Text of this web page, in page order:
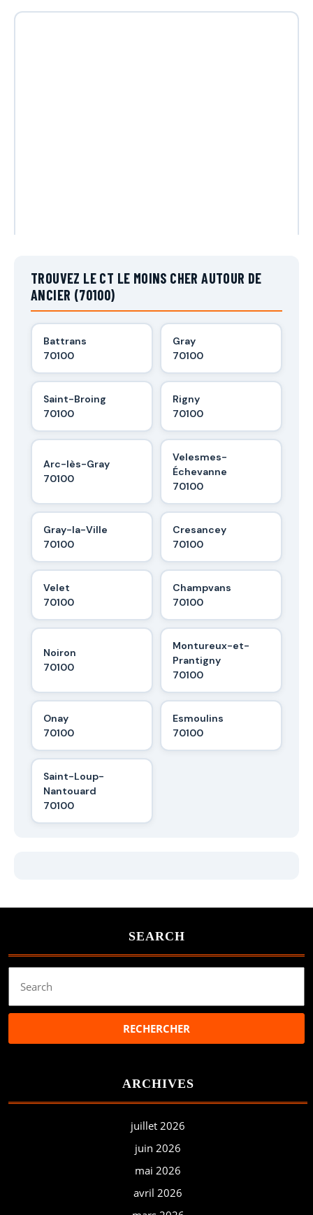
TROUVEZ LE CT LE MOINS CHER AUTOUR DE
ANCIER (70100)
Battrans
70100
Gray
70100
Saint-Broing
70100
Rigny
70100
Arc-lès-Gray
70100
Velesmes-
Échevanne
70100
Gray-la-Ville
70100
Cresancey
70100
Velet
70100
Champvans
70100
Noiron
70100
Montureux-et-
Prantigny
70100
Onay
70100
Esmoulins
70100
Saint-Loup-
Nantouard
70100
SEARCH
for:
ARCHIVES
juillet 2026
juin 2026
mai 2026
avril 2026